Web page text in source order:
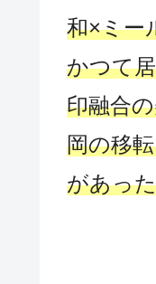
和×ミー
かつて
印融合
岡の移
があっ